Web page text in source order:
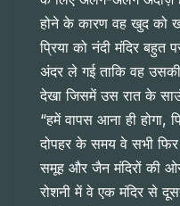
होने के कारण वह खुद को
प्रिया को नंदी मंदिर
अंदर ले गई ताकि वह
देखा जिसमें उस रात के
“हमें वापस आना ही होगा,
दोपहर के समय वे सभी फिर
समूह और जैन मंदिरों की
रोशनी में वे एक मंदिर से